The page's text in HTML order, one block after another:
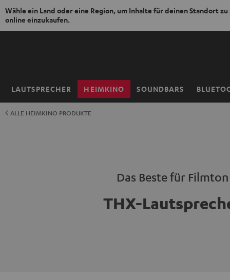
Wähle ein Land oder eine Region, um Inhalte für deinen Standort zu
online einzukaufen.
ZUM
LAUTSPRECHER HEIMKINO SOUNDBARS
Startseite
ALLE HEIMKINO PRODUKTE
Das Beste für Filmton
THX-